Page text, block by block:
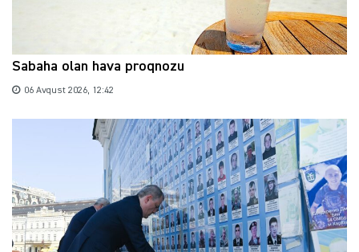
Sabaha olan hava proqnozu
06 Avqust 2026, 12:42